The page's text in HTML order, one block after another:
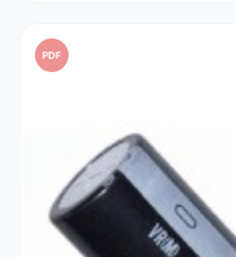
PDF